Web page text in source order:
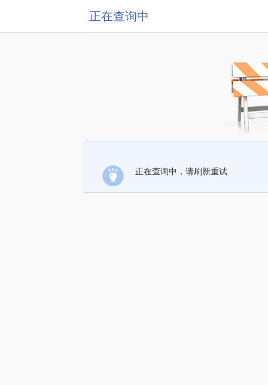
正在查询中
正在查询中，请刷新重试